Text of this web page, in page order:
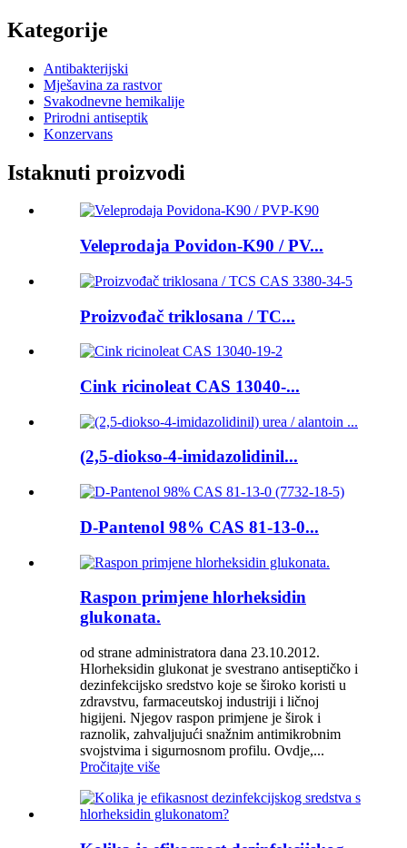
Kategorije
Antibakterijski
Mješavina za rastvor
Svakodnevne hemikalije
Prirodni antiseptik
Konzervans
Istaknuti proizvodi
Veleprodaja Povidon-K90 / PV...
Proizvođač triklosana / TC...
Cink ricinoleat CAS 13040-...
(2,5-diokso-4-imidazolidinil...
D-Pantenol 98% CAS 81-13-0...
Raspon primjene hlorheksidin
glukonata.
od strane administratora dana 23.10.2012.
Hlorheksidin glukonat je svestrano antiseptičko i
dezinfekcijsko sredstvo koje se široko koristi u
zdravstvu, farmaceutskoj industriji i ličnoj
higijeni. Njegov raspon primjene je širok i
raznolik, zahvaljujući snažnim antimikrobnim
svojstvima i sigurnosnom profilu. Ovdje,...
Pročitajte više